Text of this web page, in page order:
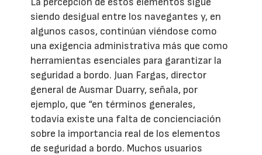
siendo desigual entre los navegantes y, en
algunos casos, continúan viéndose como
una exigencia administrativa más que como
herramientas esenciales para garantizar la
seguridad a bordo. Juan Fargas, director
general de Ausmar Duarry, señala, por
ejemplo, que “en términos generales,
todavía existe una falta de concienciación
sobre la importancia real de los elementos
de seguridad a bordo. Muchos usuarios